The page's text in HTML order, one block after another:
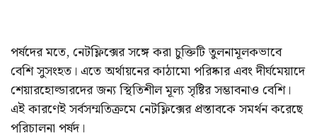
পর্ষদের মতে, নেটফ্লিক্সের সঙ্গে করা চুক্তিটি তুলনামূলকভাবে
বেশি সুসংহত। এতে অর্থায়নের কাঠামো পরিষ্কার এবং দীর্ঘমেয়াদে
শেয়ারহোল্ডারদের জন্য স্থিতিশীল মূল্য সৃষ্টির সম্ভাবনাও বেশি।
এই কারণেই সর্বসম্মতিক্রমে নেটফ্লিক্সের প্রস্তাবকে সমর্থন করেছে
পরিচালনা পর্ষদ।